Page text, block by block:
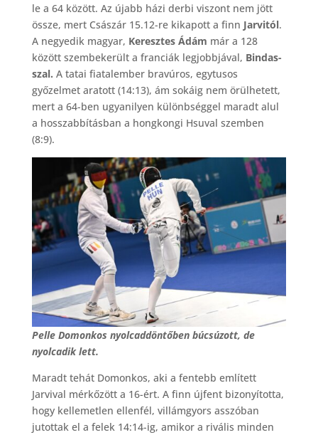
le a 64 között. Az újabb házi derbi viszont nem jött
össze, mert Császár 15.12-re kikapott a finn Jarvitól.
A negyedik magyar, Keresztes Ádám már a 128
között szembekerült a franciák legjobbjával, Bindas-
szal. A tatai fiatalember bravúros, egytusos
győzelmet aratott (14:13), ám sokáig nem örülhetett,
mert a 64-ben ugyanilyen különbséggel maradt alul
a hosszabbításban a hongkongi Hsuval szemben
(8:9).
Pelle Domonkos nyolcaddöntőben búcsúzott, de
nyolcadik lett.
Maradt tehát Domonkos, aki a fentebb említett
Jarvival mérkőzött a 16-ért. A finn újfent bizonyította,
hogy kellemetlen ellenfél, villámgyors asszóban
jutottak el a felek 14:14-ig, amikor a rivális minden